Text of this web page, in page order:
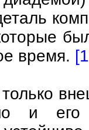
время.
и его